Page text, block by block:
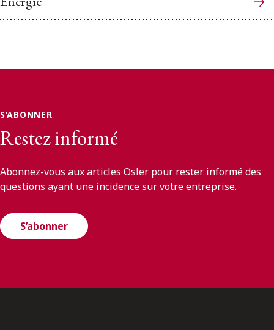
S’ABONNER
Restez informé
Abonnez-vous aux articles Osler pour rester informé des
questions ayant une incidence sur votre entreprise.
S’abonner